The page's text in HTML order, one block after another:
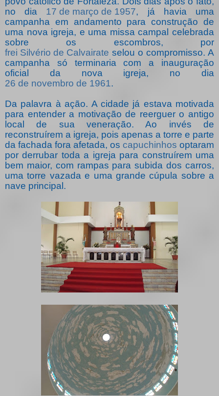
no dia 17 de março de 1957, já havia uma
campanha em andamento para construção de
uma nova igreja, e uma missa campal celebrada
sobre os escombros, por
frei Silvério de Calvairate selou o compromisso. A
campanha só terminaria com a inauguração
oficial da nova igreja, no dia
26 de novembro de 1961.
Da palavra à ação. A cidade já estava motivada
para entender a motivação de reerguer o antigo
local de sua veneração. Ao invés de
reconstruírem a igreja, pois apenas a torre e parte
da fachada fora afetada, os capuchinhos optaram
por derrubar toda a igreja para construírem uma
bem maior, com rampas para subida dos carros,
uma torre vazada e uma grande cúpula sobre a
nave principal.